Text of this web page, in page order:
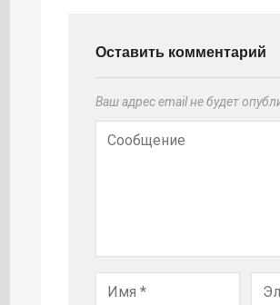
Оставить комментарий
Ваш адрес email не будет